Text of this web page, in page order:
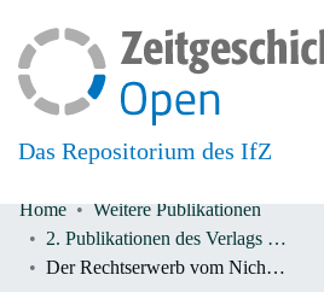
Das Repositorium des IfZ
Communities & Collections
All of DSpace
Home
Weitere Publikationen
2. Publikationen des Verlags De Gruyter 1933-1945
Der Rechtserwerb vom Nichtberechtigten an beweglichen Sachen und Inhaberpapieren im deutschen internationalen Privatrecht